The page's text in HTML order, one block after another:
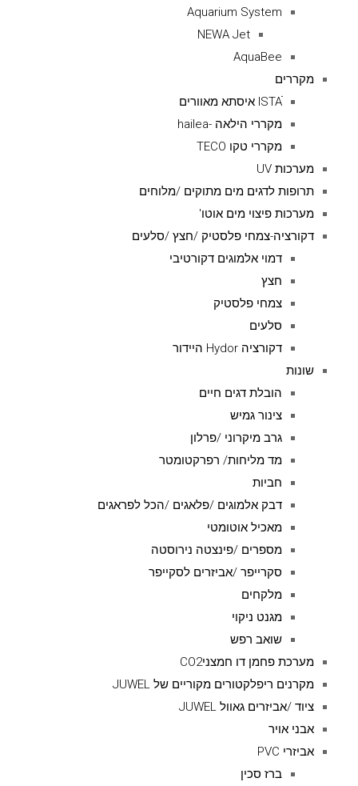
Aquarium System
NEWA Jet
AquaBee
מקררים
ISTAׁׂ איסתא מאוורים
מקררי הילאה -hailea
מקררי טקו TECO
מערכות UV
תרופות לדגים מים מתוקים /מלוחים
מערכות פיצוי מים אוטו'
דקורציה-צמחי פלסטיק /חצץ /סלעים
דמוי אלמוגים דקורטיבי
חצץ
צמחי פלסטיק
סלעים
דקורציה Hydor היידור
שונות
הובלת דגים חיים
צינור גמיש
גרב מיקרוני /פרלון
מד מליחות/ רפרקטומטר
חביות
דבק אלמוגים /פלאגים /הכל לפראגים
מאכיל אוטומטי
מספרים /פינצטה נירוסטה
סקרייפר /אביזרים לסקייפר
מלקחים
מגנט ניקוי
שואב רפש
מערכת פחמן דו חמצניCO2
מקרנים ריפלקטורים מקוריים של JUWEL
ציוד /אביזרים גאוול JUWEL
אבני אויר
אביזרי PVC
ברז סכין